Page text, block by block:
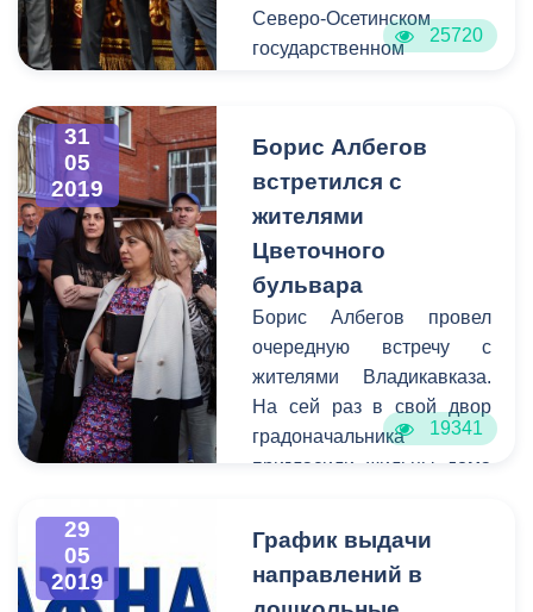
Северо-Осетинском
государственном
состоялась церемония
Международного
Владикавказского
кинофестиваля
«Кинобарс».
Перед церемонией
открытия «КиноБарса»
гости кинофестиваля
прошлись по красной
дорожке. Среди них
президент кинофестиваля
искусств РФ Аким
Салбиев, актёр театра и
25720
31
05
2019
Борис Албегов
встретился с
жителями
Цветочного
бульвара
Борис Албегов провел
очередную встречу с
жителями Владикавказа.
На сей раз в свой двор
градоначальника
пригласили жильцы дома
градоначальником на
встречу приехал
19341
29
05
2019
График выдачи
направлений в